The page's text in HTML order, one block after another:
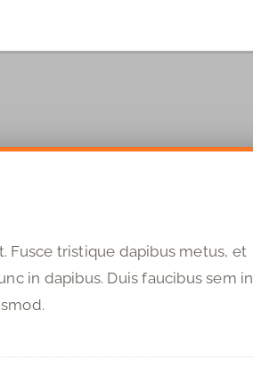
Fusce tristique dapibus metus, et
in dapibus. Duis faucibus sem in